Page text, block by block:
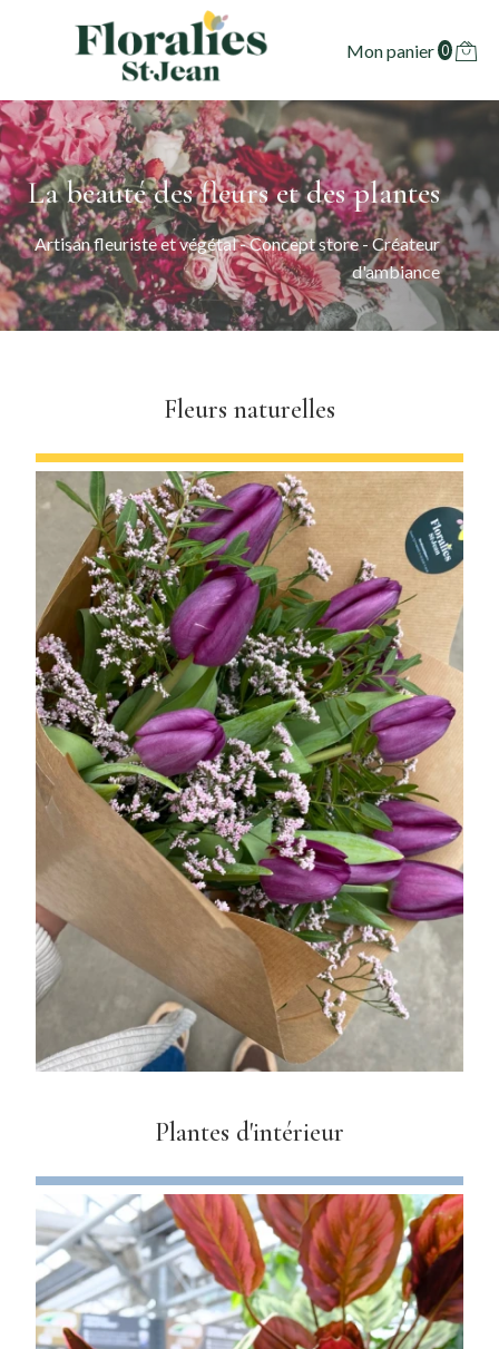
Mon panier 0
La beauté des fleurs et des plantes
Artisan fleuriste et végétal - Concept store - Créateur
d'ambiance
Fleurs naturelles
Plantes d'intérieur